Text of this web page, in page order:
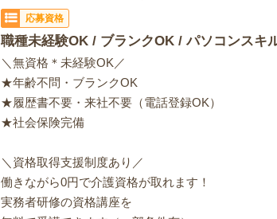
応募資格
職種未経験OK / ブランクOK / パソコンスキ
＼無資格＊未経験OK／
★年齢不問・ブランクOK
★履歴書不要・来社不要（電話登録OK）
★社会保険完備
＼資格取得支援制度あり／
働きながら0円で介護資格が取れます！
実務者研修の資格講座を